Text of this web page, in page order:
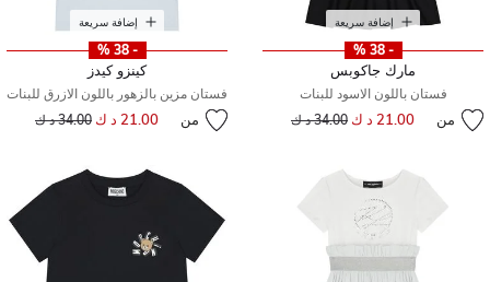
إضافة سريعة
- 38 %
مارك جاكوبس
فستان باللون الاسود للبنات
من 21.00 د ك سعر مخفض من
34.00 د ك
إضافة سريعة
- 38 %
كينزو كيدز
فستان مزين بالزهور باللون الازرق للبنات
من 21.00 د ك سعر مخفض من
34.00 د ك إلى